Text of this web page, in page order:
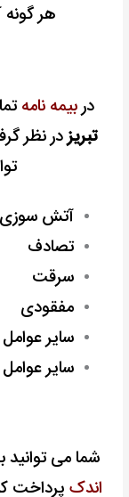
هر
دربیمه نامه
تبریزدر نظر
آتش سوزی
تصادف
سرقت
مفقودی
سایر
سایر
شما می توانید
اندک پرداخت